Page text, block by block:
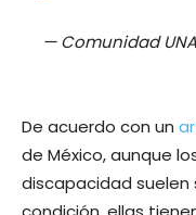
— Comunidad
De acuerdo con un
de México, aunque
discapacidad suelen